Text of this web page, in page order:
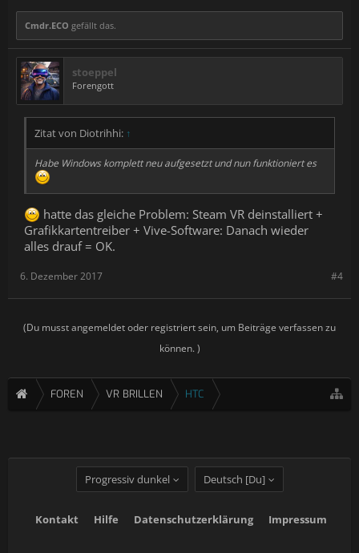
Cmdr.ECO gefällt das.
stoeppel
Forengott
Zitat von Diotrihhi: ↑
Habe Windows komplett neu aufgesetzt und nun funktioniert es
hatte das gleiche Problem: Steam VR deinstalliert +
Grafikkartentreiber + Vive-Software: Danach wieder
alles drauf = OK.
#4
6. Dezember 2017
(Du musst angemeldet oder registriert sein, um Beiträge verfassen zu
können. )
FOREN VR BRILLEN HTC
Progressiv dunkel Deutsch [Du]
Kontakt Hilfe Datenschutzerklärung Impressum